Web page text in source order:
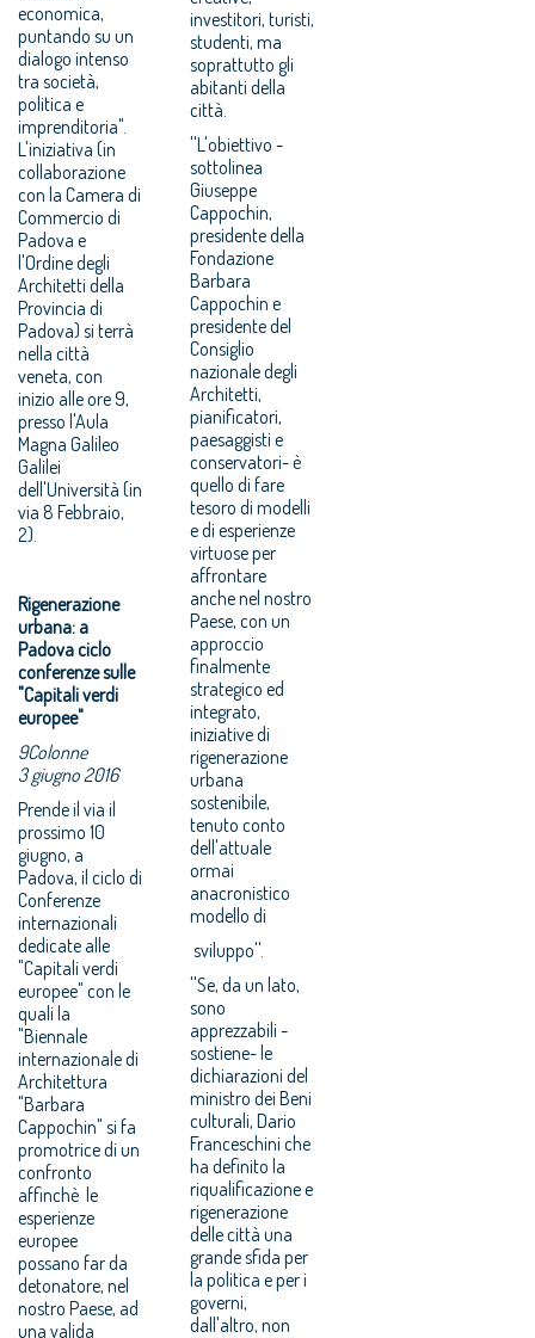
economica,
puntando su un
dialogo intenso
tra società,
politica e
imprenditoria".
L'iniziativa (in
collaborazione
con la Camera di
Commercio di
Padova e
l'Ordine degli
Architetti della
Provincia di
Padova) si terrà
nella città
veneta, con
inizio alle ore 9,
presso l'Aula
Magna Galileo
Galilei
dell'Università (in
via 8 Febbraio,
2).
Rigenerazione
urbana: a
Padova ciclo
conferenze sulle
"Capitali verdi
europee"
9Colonne
3 giugno 2016
Prende il via il
prossimo 10
giugno, a
Padova, il ciclo di
Conferenze
internazionali
dedicate alle
"Capitali verdi
europee" con le
quali la
"Biennale
internazionale di
Architettura
"Barbara
Cappochin" si fa
promotrice di un
confronto
affinchè le
esperienze
europee
possano far da
detonatore, nel
nostro Paese, ad
una valida
investitori, turisti,
studenti, ma
soprattutto gli
abitanti della
città.
''L'obiettivo -
sottolinea
Giuseppe
Cappochin,
presidente della
Fondazione
Barbara
Cappochin e
presidente del
Consiglio
nazionale degli
Architetti,
pianificatori,
paesaggisti e
conservatori- è
quello di fare
tesoro di modelli
e di esperienze
virtuose per
affrontare
anche nel nostro
Paese, con un
approccio
finalmente
strategico ed
integrato,
iniziative di
rigenerazione
urbana
sostenibile,
tenuto conto
dell'attuale
ormai
anacronistico
modello di
sviluppo''.
''Se, da un lato,
sono
apprezzabili -
sostiene- le
dichiarazioni del
ministro dei Beni
culturali, Dario
Franceschini che
ha definito la
riqualificazione e
rigenerazione
delle città una
grande sfida per
la politica e per i
governi,
dall'altro, non